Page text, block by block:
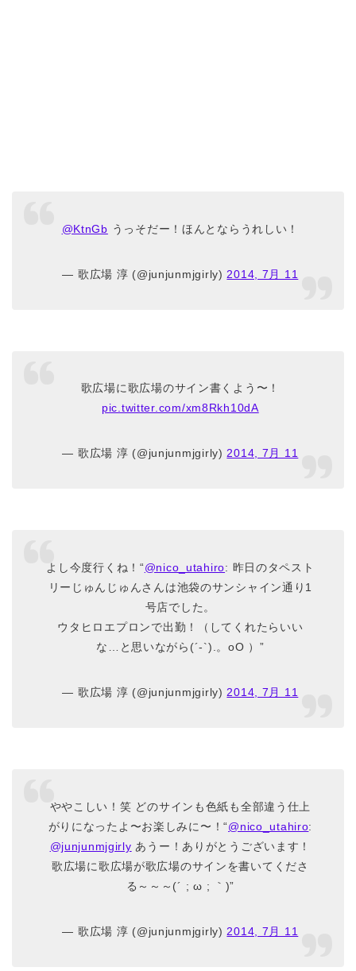
@KtnGb うっそだー！ほんとならうれしい！
— 歌広場 淳 (@junjunmjgirly) 2014, 7月 11
歌広場に歌広場のサイン書くよう〜！
pic.twitter.com/xm8Rkh10dA
— 歌広場 淳 (@junjunmjgirly)2014, 7月 11
よし今度行くね！“@nico_utahiro: 昨日のタペスト
リーじゅんじゅんさんは池袋のサンシャイン通り1
号店でした。
ウタヒロエプロンで出勤！（してくれたらいい
な…と思いながら(´-`).。oO ）”
— 歌広場 淳 (@junjunmjgirly) 2014, 7月 11
ややこしい！笑 どのサインも色紙も全部違う仕上
がりになったよ〜お楽しみに〜！“@nico_utahiro:
@junjunmjgirly あうー！ありがとうございます！
歌広場に歌広場が歌広場のサインを書いてくださ
る～～～(´ ; ω ; ｀)”
— 歌広場 淳 (@junjunmjgirly) 2014, 7月 11